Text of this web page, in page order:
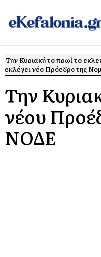
Την Κυριακή το πρωί το
εκλέγει νέο Πρόεδρο της
Την
νέου
ΝΟΔΕ